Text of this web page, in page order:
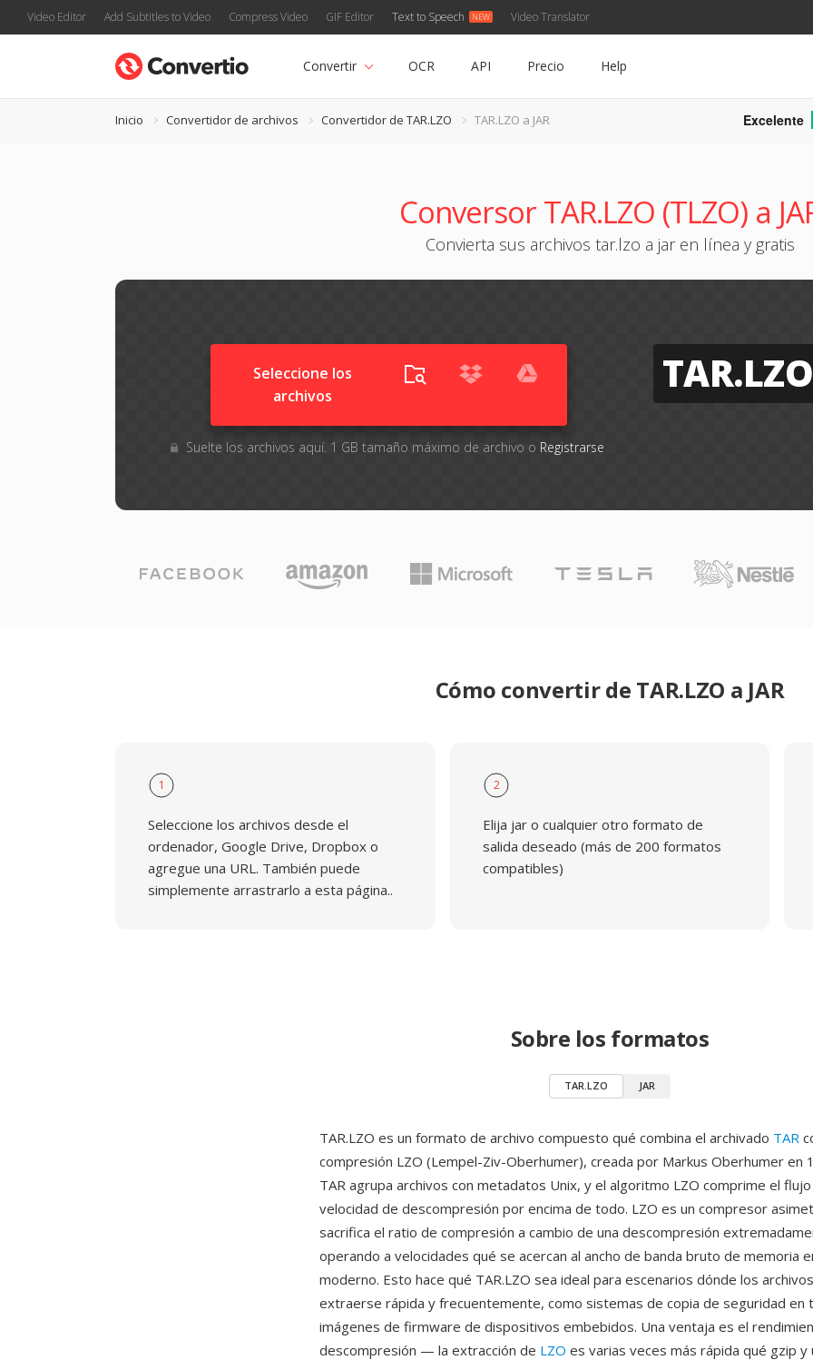
Video Editor Add Subtitles to Video Compress Video GIF Editor Text to Speech Video Translator
Convertir OCR API Precio Help
Inicio Convertidor de archivos Convertidor de TAR.LZO TAR.LZO a JAR Excelente
Conversor TAR.LZO (TLZO) a
Convierta sus archivos tar.lzo a jar en línea y gratis
Seleccione los
archivos
Suelte los archivos aquí. 1 GB tamaño máximo de archivo o Registrarse
TAR.LZO
Cómo convertir de TAR.LZO a JAR
1
Seleccione los archivos desde el
ordenador, Google Drive, Dropbox o
agregue una URL. También puede
simplemente arrastrarlo a esta página..
2
Elija jar o cualquier otro formato de
salida deseado (más de 200 formatos
compatibles)
Sobre los formatos
TAR.LZO JAR
TAR.LZO es un formato de archivo compuesto qué combina el archivado TAR
compresión LZO (Lempel-Ziv-Oberhumer), creada por Markus Oberhumer en
TAR agrupa archivos con metadatos Unix, y el algoritmo LZO comprime el
velocidad de descompresión por encima de todo. LZO es un compresor
sacrifica el ratio de compresión a cambio de una descompresión
operando a velocidades qué se acercan al ancho de banda bruto de memoria
moderno. Esto hace qué TAR.LZO sea ideal para escenarios dónde los
extraerse rápida y frecuentemente, como sistemas de copia de seguridad en
imágenes de firmware de dispositivos embebidos. Una ventaja es el
descompresión — la extracción de LZO es varias veces más rápida qué gzip y